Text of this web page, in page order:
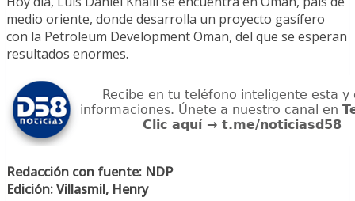
medio oriente, donde desarrolla un proyecto gasífero
con la Petroleum Development Oman, del que se esperan
resultados enormes.
Redacción con fuente: NDP
Edición: Villasmil, Henry